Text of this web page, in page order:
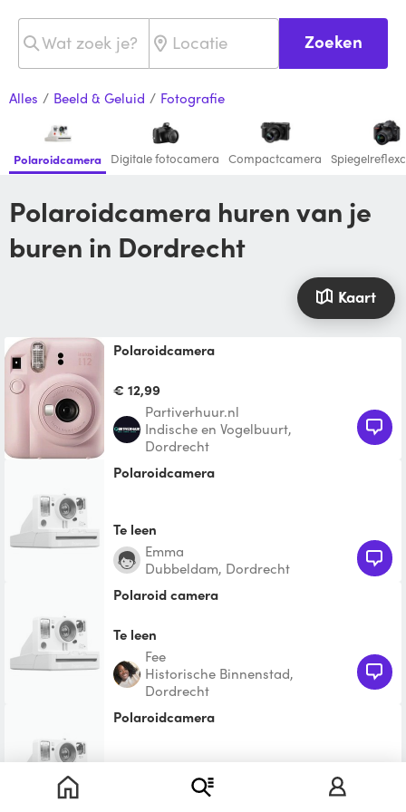
Zoeken
Alles / Beeld & Geluid / Fotografie
Polaroidcamera Digitale fotocamera Compactcamera
Polaroidcamera huren van je
buren in Dordrecht
Kaart
Polaroidcamera
€ 12,99
Partiverhuur.nl
Indische en Vogelbuurt,
Dordrecht
Polaroidcamera
Te leen
Emma
Dubbeldam, Dordrecht
polaroid camera
Te leen
Fee
Historische Binnenstad,
Dordrecht
Polaroidcamera